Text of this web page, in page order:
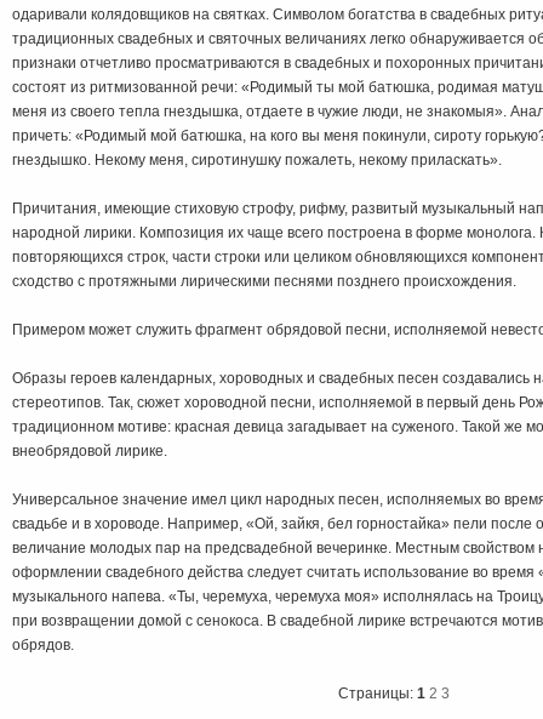
одаривали колядовщиков на святках. Символом богатства в свадебных
традиционных свадебных и святочных величаниях легко обнаруживается
признаки отчетливо просматриваются в свадебных и похоронных
состоят из ритмизованной речи: «Родимый ты мой батюшка, родимая
меня из своего тепла гнездышка, отдаете в чужие люди, не знакомыя».
причеть: «Родимый мой батюшка, на кого вы меня покинули, сироту
гнездышко. Некому меня, сиротинушку пожалеть, некому приласкать».
Причитания, имеющие стиховую строфу, рифму, развитый музыкальный
народной лирики. Композиция их чаще всего построена в форме монолога.
повторяющихся строк, части строки или целиком обновляющихся
сходство с протяжными лирическими песнями позднего происхождения.
Примером может служить фрагмент обрядовой песни, исполняемой
Образы героев календарных, хороводных и свадебных песен создавались
стереотипов. Так, сюжет хороводной песни, исполняемой в первый день
традиционном мотиве: красная девица загадывает на суженого. Такой же
внеобрядовой лирике.
Универсальное значение имел цикл народных песен, исполняемых во
свадьбе и в хороводе. Например, «Ой, зайкя, бел горностайка» пели после
величание молодых пар на предсвадебной вечеринке. Местным свойством
оформлении свадебного действа следует считать использование во время
музыкального напева. «Ты, черемуха, черемуха моя» исполнялась на
при возвращении домой с сенокоса. В свадебной лирике встречаются
обрядов.
Страницы: 1 2 3